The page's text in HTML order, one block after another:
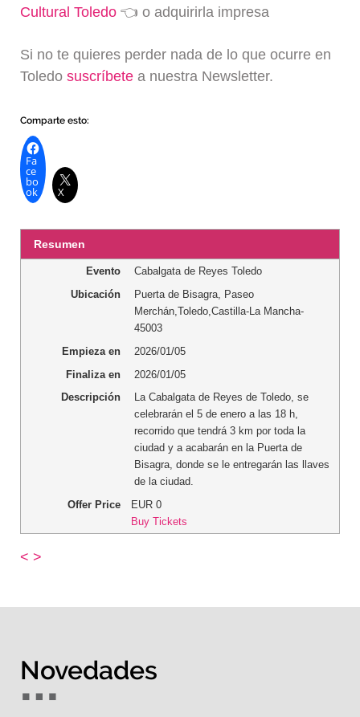
Cultural Toledo 👈 o adquirirla impresa
Si no te quieres perder nada de lo que ocurre en
Toledosuscríbete a nuestra Newsletter.
Comparte esto:
Fa
ce
bo
ok X
Resumen
Evento
Cabalgata de Reyes Toledo
Ubicación
Puerta de Bisagra, Paseo
Merchán,Toledo,Castilla-La Mancha-
45003
Empieza en
2026/01/05
Finaliza en
2026/01/05
Descripción
La Cabalgata de Reyes de Toledo, se
celebrarán el 5 de enero a las 18 h,
recorrido que tendrá 3 km por toda la
ciudad y a acabarán en la Puerta de
Bisagra, donde se le entregarán las llaves
de la ciudad.
Offer Price
EUR 0
Buy Tickets
< >
Novedades